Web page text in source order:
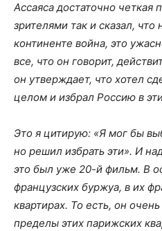
Ассаяса достаточно
зрителями так и сказал, что
континенте война, это
все, что он говорит,
он утверждает, что хотел
целом и избрал Россию в
Это я цитирую: «Я мог бы
но решил избрать эти». И
это был уже 20-й фильм. В
французских буржуа, в их
квартирах. То есть, он
пределы этих парижских